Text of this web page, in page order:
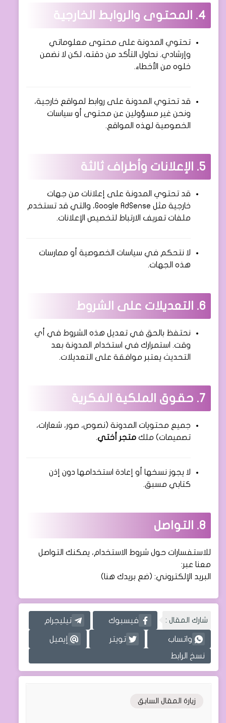
4. المحتوى والروابط الخارجية
تحتوي المدونة على محتوى معلوماتي
وإرشادي. نحاول التأكد من دقته، لكن لا نضمن
خلوه من الأخطاء.
قد تحتوي المدونة على روابط لمواقع خارجية،
ونحن غير مسؤولين عن محتوى أو سياسات
الخصوصية لهذه المواقع.
5. الإعلانات وأطراف ثالثة
قد تحتوي المدونة على إعلانات من جهات
خارجية مثل Google AdSense، والتي قد تستخدم
ملفات تعريف الارتباط لتخصيص الإعلانات.
لا نتحكم في سياسات الخصوصية أو ممارسات
هذه الجهات.
6. التعديلات على الشروط
نحتفظ بالحق في تعديل هذه الشروط في أي
وقت. استمرارك في استخدام المدونة بعد
التحديث يعتبر موافقة على التعديلات.
7. حقوق الملكية الفكرية
جميع محتويات المدونة (نصوص، صور، شعارات،
تصميمات) ملك متجر أختي.
لا يجوز نسخها أو إعادة استخدامها دون إذن
كتابي مسبق.
8. التواصل
للاستفسارات حول شروط الاستخدام، يمكنك التواصل
معنا عبر:
البريد الإلكتروني: (ضع بريدك هنا)
شارك المقال : فيسبوك تيليجرام
واتساب تويتر إيميل
نسخ الرابط
زيارة المقال السابق